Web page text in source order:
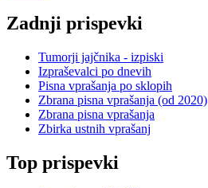
Zadnji prispevki
Tumorji jajčnika - izpiski
Izpraševalci po dnevih
Pisna vprašanja po sklopih
Zbrana pisna vprašanja (od 2020)
Zbrana pisna vprašanja
Zbirka ustnih vprašanj
Top prispevki